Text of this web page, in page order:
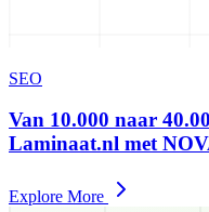
SEO
Van 10.000 naar
Laminaat.nl met
Explore More